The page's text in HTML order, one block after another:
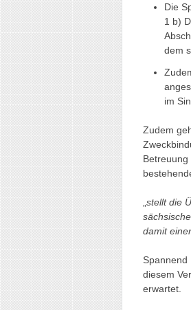
Die
1 b)
dem
im
Zudem
stellt die
damit
Spannend
diesem
erwartet.